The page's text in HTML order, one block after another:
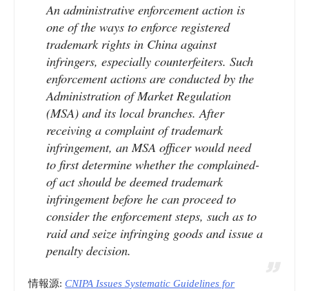
An administrative enforcement action is
one of the ways to enforce registered
trademark rights in China against
infringers, especially counterfeiters. Such
enforcement actions are conducted by the
Administration of Market Regulation
(MSA) and its local branches. After
receiving a complaint of trademark
infringement, an MSA officer would need
to first determine whether the complained-
of act should be deemed trademark
infringement before he can proceed to
consider the enforcement steps, such as to
raid and seize infringing goods and issue a
penalty decision.
情報源:CNIPA Issues Systematic Guidelines for